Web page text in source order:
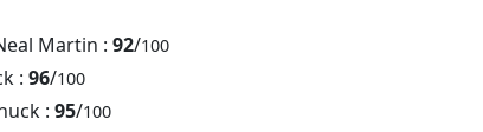
Martin : 92/100
: 96/100
: 95/100